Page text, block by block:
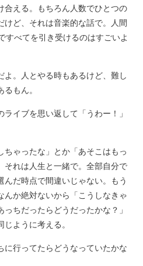
合える。もちろん人数でひとつの
ど、それは音楽的な話で。人間
すべてを引き受けるのはすごいよ
よ。人とやる時もあるけど、難し
もん。
ライブを思い返して「うわー！」
ちゃったな」とか「あそこはもっ
それは人生と一緒で。全部自分で
だ時点で間違いじゃない。もう
か絶対ないから「こうしなきゃ
ちだったらどうだったかな？」
ように考える。
に行ってたらどうなっていたかな